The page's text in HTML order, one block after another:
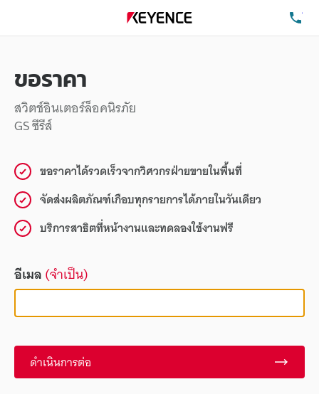
ขอราคา
สวิตช์อินเตอร์ล็อคนิรภัย
GS ซีรีส์
ขอราคาได้รวดเร็วจากวิศวกรฝ่ายขายในพื้นที่
จัดส่งผลิตภัณฑ์เกือบทุกรายการได้ภายในวันเดียว
บริการสาธิตที่หน้างานและทดลองใช้งานฟรี
อีเมล(จำเป็น)
ดำเนินการต่อ